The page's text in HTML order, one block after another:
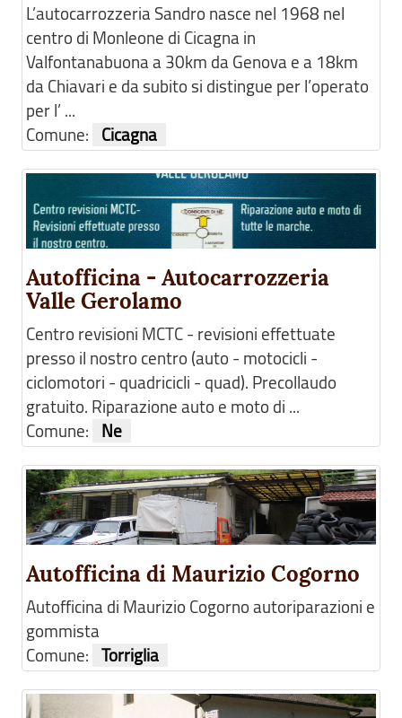
L’autocarrozzeria Sandro nasce nel 1968 nel
centro di Monleone di Cicagna in
Valfontanabuona a 30km da Genova e a 18km
da Chiavari e da subito si distingue per l’operato
per l’ ...
Comune:
Cicagna
Autofficina - Autocarrozzeria
Valle Gerolamo
Centro revisioni MCTC - revisioni effettuate
presso il nostro centro (auto - motocicli -
ciclomotori - quadricicli - quad). Precollaudo
gratuito. Riparazione auto e moto di ...
Comune:
Ne
Autofficina di Maurizio Cogorno
Autofficina di Maurizio Cogorno autoriparazioni e
gommista
Comune: Torriglia